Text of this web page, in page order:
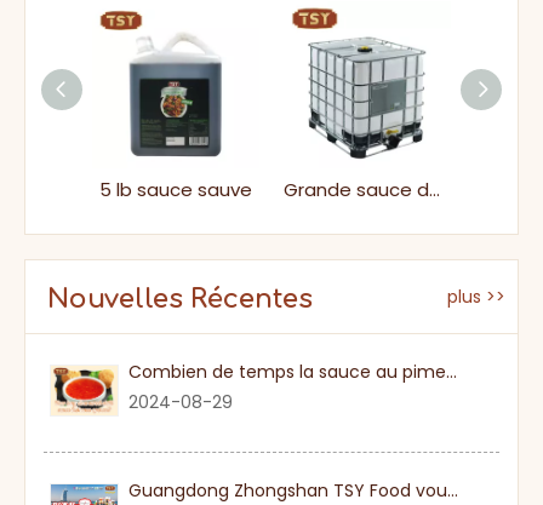
5 lb sauce sauve Grande sauce de soja légère de cuisson pour les plats de nouilles
Nouvelles Récentes plus >>
Combien de temps la sauce au piment sucré
2024-08-29
Guangdong Zhongshan TSY Food vous invite sincèrement à visiter l'exposition Gulfood de Dubaï 2026